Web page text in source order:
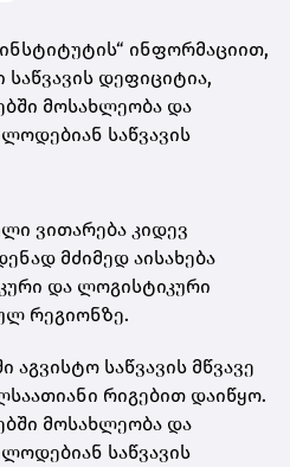
ინფორმაციით,
დეფიციტია,
მოსახლეობა და
საწვავის
ვითარება კიდევ
მძიმედ აისახება
და ლოგისტიკური
რეგიონზე.
აგვისტო საწვავის მწვავე
რიგებით დაიწყო.
მოსახლეობა და
საწვავის